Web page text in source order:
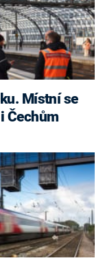
Čechům